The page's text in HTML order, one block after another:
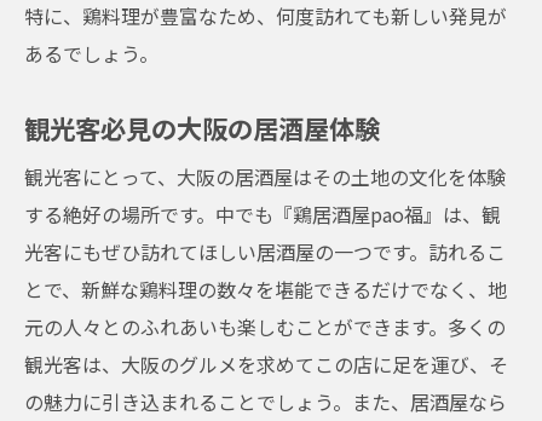
大阪の居酒屋シーンを彩る『鶏居酒屋pao福』
で味わう感動
感動を呼ぶ絶品鶏料理
居酒屋での新しい発見
鶏料理から広がる感動体験
大阪の食文化を知る居酒屋
居酒屋がもたらす感動の瞬間
温かみのある居酒屋空間『鶏居酒屋pao福』の
訪れる価値
特に、鶏料理が豊富なため、何度訪れても新しい発見が
あるでしょう。
観光客必見の大阪の居酒屋体験
観光客にとって、大阪の居酒屋はその土地の文化を体験
する絶好の場所です。中でも『鶏居酒屋pao福』は、観
光客にもぜひ訪れてほしい居酒屋の一つです。訪れるこ
とで、新鮮な鶏料理の数々を堪能できるだけでなく、地
元の人々とのふれあいも楽しむことができます。多くの
観光客は、大阪のグルメを求めてこの店に足を運び、そ
の魅力に引き込まれることでしょう。また、居酒屋なら